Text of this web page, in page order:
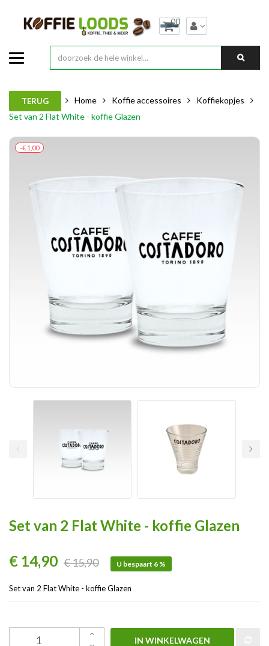
00
TERUG Home Koffie accessoires
Koffiekopjes
Set van 2 Flat White - koffie Glazen
-€ 1,00
Set van 2 Flat White - koffie Glazen
€ 14,90 € 15,90 U bespaart 6 %
Set van 2 Flat White - koffie Glazen
IN WINKELWAGEN